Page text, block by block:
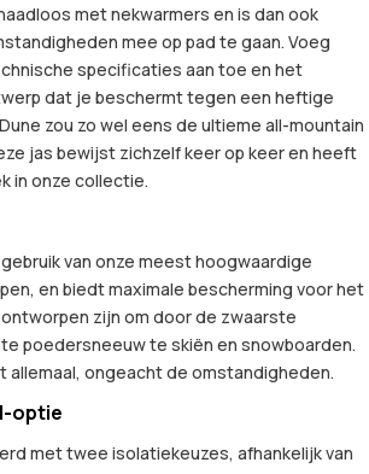
met nekwarmers en is dan ook
mee op pad te gaan. Voeg
specificaties aan toe en het
dat je beschermt tegen een heftige
zou zo wel eens de ultieme all-mountain
jas bewijst zichzelf keer op keer en heeft
in onze collectie.
van onze meest hoogwaardige
en biedt maximale bescherming voor het
zijn om door de zwaarste
poedersneeuw te skiën en snowboarden.
allemaal, ongeacht de omstandigheden.
optie
met twee isolatiekeuzes, afhankelijk van